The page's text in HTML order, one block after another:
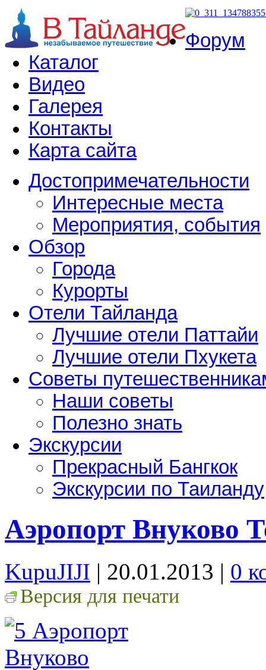
Форум
Каталог
Видео
Галерея
Контакты
Карта сайта
Достопримечательности
Интересные места
Мероприятия, события
Обзор
Города
Курорты
Отели Тайланда
Лучшие отели Паттайи
Лучшие отели Пхукета
Советы
Наши советы
Полезно знать
Экскурсии
Прекрасный Бангкок
Экскурсии по Таиланду
Аэропорт Внуково
KupuJIJI | 20.01.2013 | 0
Версия для печати